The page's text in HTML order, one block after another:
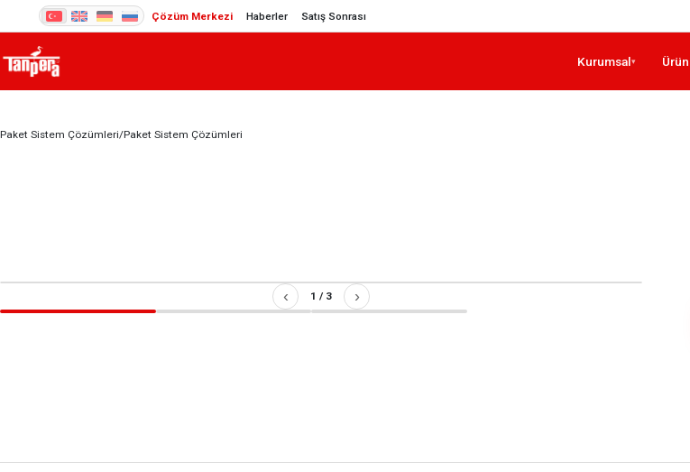
Çözüm Merkezi Haberler Satış Sonrası
Kurumsal▾
Paket Sistem Çözümleri/Paket Sistem Çözümleri
‹ 1 / 3 ›